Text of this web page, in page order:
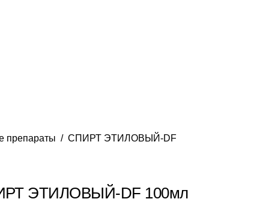
препараты
СПИРТ ЭТИЛОВЫЙ-DF
ЭТИЛОВЫЙ-DF 100мл